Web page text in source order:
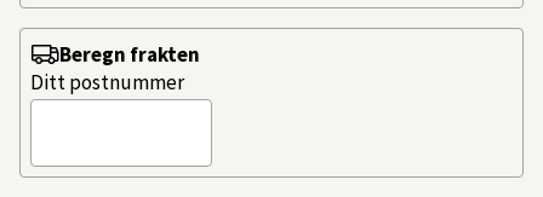
Beregn frakten
Ditt postnummer